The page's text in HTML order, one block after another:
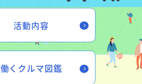
活動内容
働くクルマ図鑑